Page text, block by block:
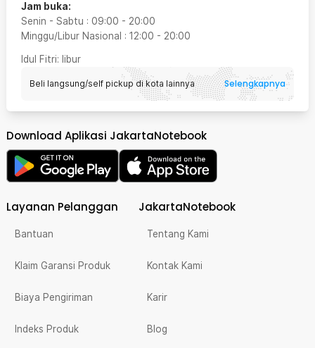
Jam buka:
Senin - Sabtu : 09:00 - 20:00
Minggu/Libur Nasional : 12:00 - 20:00
Idul Fitri: libur
Beli langsung/self pickup di kota lainnya Selengkapnya
Download Aplikasi JakartaNotebook
Layanan Pelanggan
Bantuan
Klaim Garansi Produk
Biaya Pengiriman
Indeks Produk
JakartaNotebook
Tentang Kami
Kontak Kami
Karir
Blog